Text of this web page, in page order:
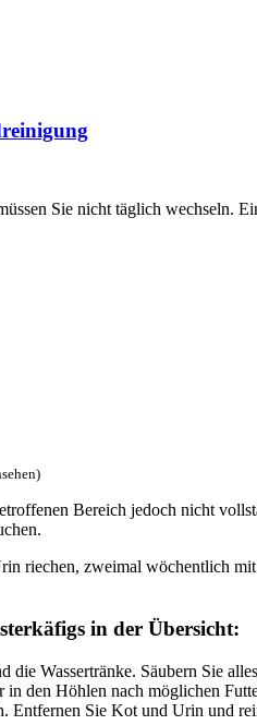
Sie nicht täglich wechseln.
Bereich jedoch nicht
riechen, zweimal wöchentlich
in der Übersicht:
die Wassertränke. Säubern Sie
in den Höhlen nach möglichen
Entfernen Sie Kot und Urin und